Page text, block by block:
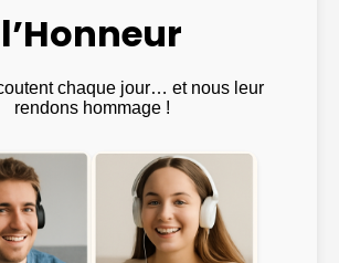
l’Honneur
chaque jour… et nous leur
rendons hommage !